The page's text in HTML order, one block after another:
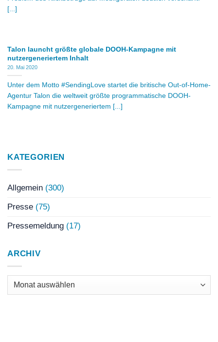
[...]
Talon launcht größte globale DOOH-Kampagne mit
nutzergeneriertem Inhalt
20. Mai 2020
Unter dem Motto #SendingLove startet die britische Out-of-Home-
Agentur Talon die weltweit größte programmatische DOOH-
Kampagne mit nutzergeneriertem [...]
KATEGORIEN
Allgemein (300)
Presse (75)
Pressemeldung (17)
ARCHIV
Archiv